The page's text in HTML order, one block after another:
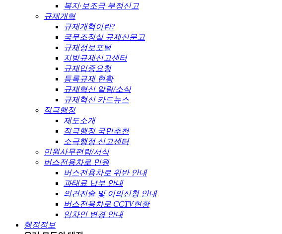
복지·보조금 부정신고
규제개혁
규제개혁이란?
국무조정실 규제신문고
규제정보포털
지방규제신고센터
규제입증요청
등록규제 현황
규제혁신 알림/소식
규제혁신 카드뉴스
적극행정
제도소개
적극행정 국민추천
소극행정 신고센터
민원사무편람/서식
버스전용차로 민원
버스전용차로 위반 안내
과태료 납부 안내
의견진술 및 이의신청 안내
버스전용차로 CCTV현황
임차인 변경 안내
행정정보